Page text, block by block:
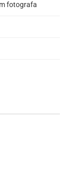
fotografa